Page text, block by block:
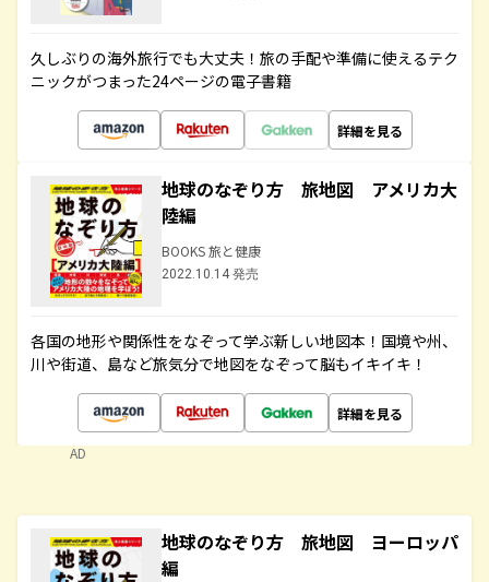
久しぶりの海外旅行でも大丈夫！旅の手配や準備に使えるテク
ニックがつまった24ページの電子書籍
詳細を見る
地球のなぞり方 旅地図 アメリカ大
陸編
BOOKS 旅と健康
2022.10.14 発売
各国の地形や関係性をなぞって学ぶ新しい地図本！国境や州、
川や街道、島など旅気分で地図をなぞって脳もイキイキ！
詳細を見る
AD
地球のなぞり方 旅地図 ヨーロッパ
編